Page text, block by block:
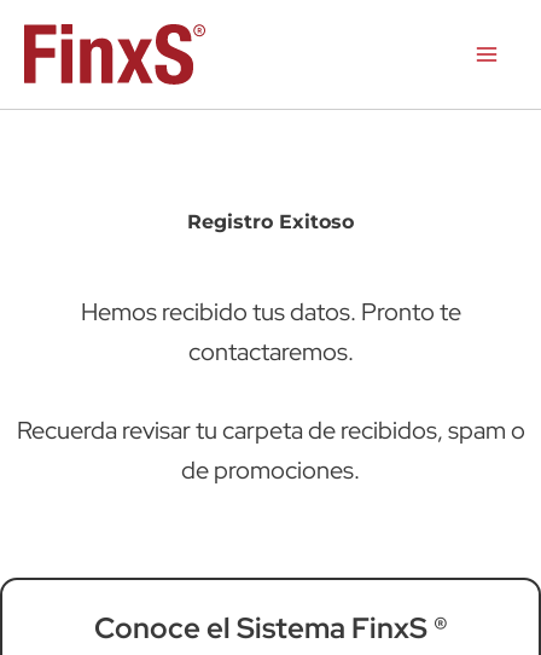
Registro Exitoso
Hemos recibido tus datos. Pronto te
contactaremos.
Recuerda revisar tu carpeta de recibidos, spam o
de promociones.
Conoce el Sistema FinxS ®